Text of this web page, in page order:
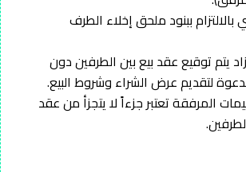
بالالتزام ببنود ملحق إخلاء الطرف
يتم توقيع عقد بيع بين الطرفين دون
لتقديم عرض الشراء وشروط البيع.
المرفقة تعتبر جزءاً لا يتجزأ من عقد